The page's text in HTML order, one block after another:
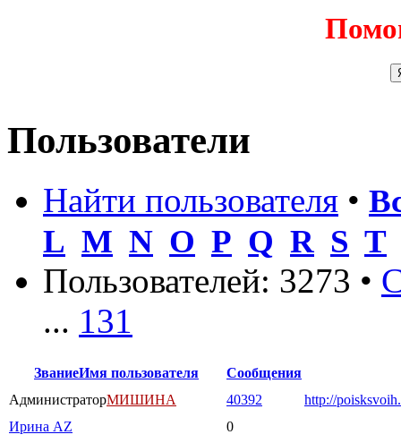
Пользователи
Найти пользователя •
L M N O P Q R S T
Пользователей: 3273 •
... 131
ЗваниеИмя пользователя
Сообщения
АдминистраторМИШИНА 40392
http://
Ирина AZ
0